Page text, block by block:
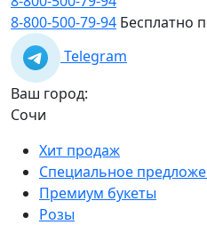
8-800-500-79-94 Бесплатно
Telegram
Ваш город:
Сочи
Хит продаж
Специальное
Премиум букеты
Розы